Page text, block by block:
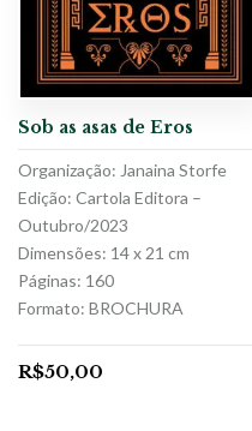
Sob as asas de Eros
Organização: Janaina Storfe
Edição: Cartola Editora –
Outubro/2023
Dimensões: 14 x 21 cm
Páginas: 160
Formato: BROCHURA
R$50,00